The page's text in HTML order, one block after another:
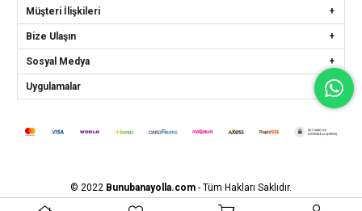
Müşteri İlişkileri
Bize Ulaşın
Sosyal Medya
Uygulamalar
© 2022 Bunubanayolla.com- Tüm Hakları Saklıdır.